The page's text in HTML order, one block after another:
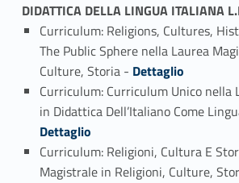
DIDATTICA DELLA LINGUA ITALIANA
Curriculum: Religions, Cultures,
The Public Sphere nella Laurea
Culture, Storia - Link identifier #identifier_person_47342-1
Dettaglio
Curriculum: Curriculum Unico nella
in Didattica Dell’Italiano Come
Link identifier #identifier_person_37784-2
Dettaglio
Curriculum: Religioni, Cultura E
Magistrale in Religioni, Culture,